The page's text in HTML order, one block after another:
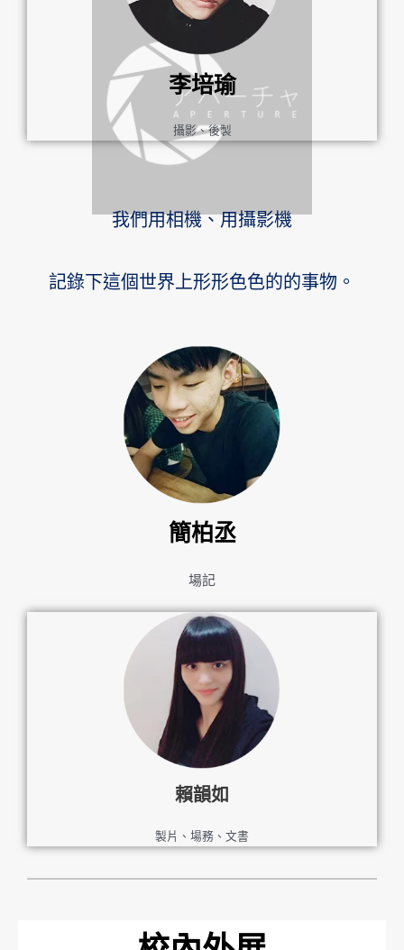
李培瑜
攝影、後製
我們用相機、用攝影機
記錄下這個世界上形形色色的的事物。
簡柏丞
場記
賴韻如
製片、場務、文書